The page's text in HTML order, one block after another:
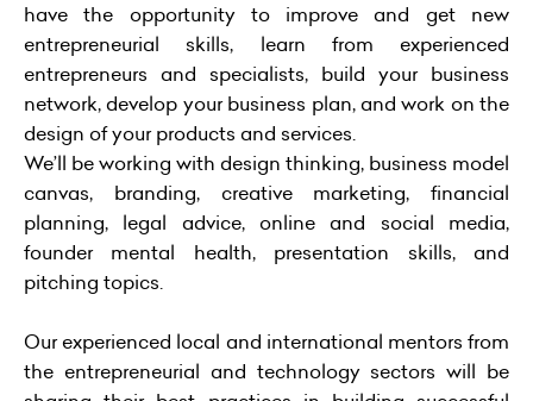
have the opportunity to improve and get new
entrepreneurial skills, learn from experienced
entrepreneurs and specialists, build your business
network, develop your business plan, and work on the
design of your products and services.
We’ll be working with design thinking, business model
canvas, branding, creative marketing, financial
planning, legal advice, online and social media,
founder mental health, presentation skills, and
pitching topics.
Our experienced local and international mentors from
the entrepreneurial and technology sectors will be